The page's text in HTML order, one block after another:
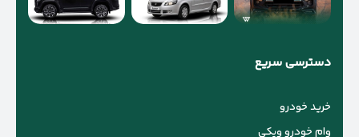
دسترسی سریع
خرید خودرو
وام خودرو ویکی